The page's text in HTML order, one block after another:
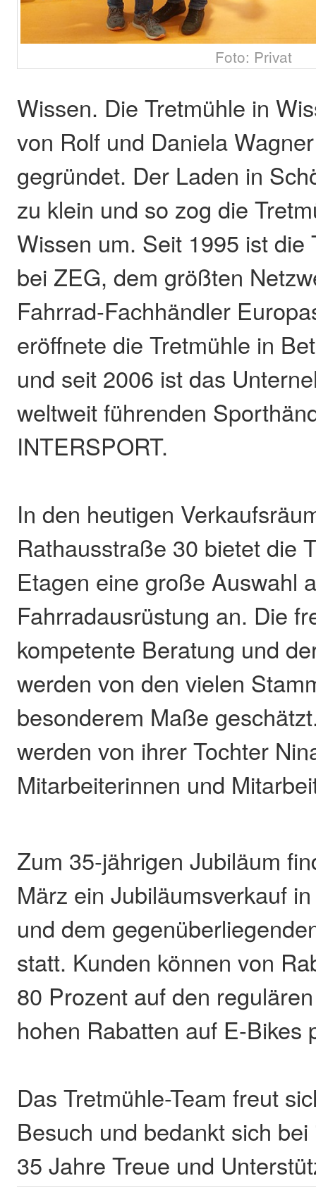
Foto: Privat
Wissen. Die Tretmühle in
von Rolf und Daniela
gegründet. Der Laden in
zu klein und so zog die
Wissen um. Seit 1995 ist die
bei ZEG, dem größten
Fahrrad-Fachhändler
eröffnete die Tretmühle in
und seit 2006 ist das
weltweit führenden
INTERSPORT.
In den heutigen
Rathausstraße 30 bietet die
Etagen eine große Auswahl
Fahrradausrüstung an. Die
kompetente Beratung und
werden von den vielen
besonderem Maße
werden von ihrer Tochter
Mitarbeiterinnen und
Zum 35-jährigen Jubiläum
März ein Jubiläumsverkauf
und dem
statt. Kunden können von
80 Prozent auf den
hohen Rabatten auf E-Bikes
Das Tretmühle-Team freut
Besuch und bedankt sich
35 Jahre Treue und